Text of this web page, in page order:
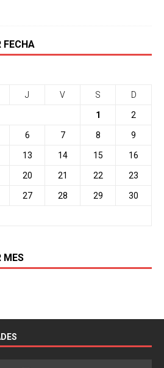
FECHA
J V S D
1 2
6 7 8 9
13 14 15 16
20 21 22 23
27 28 29 30
MES